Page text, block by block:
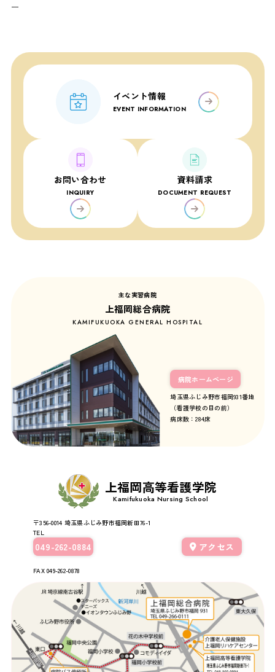
ー
イベント情報
EVENT INFORMATION
お問い合わせ
INQUIRY
資料請求
DOCUMENT REQUEST
上福岡高等看護学院
Kamifukuoka Nursing School
〒356-0014 埼玉県ふじみ野市福岡新田76-1
TEL
049-262-0884
FAX 049-262-0878
アクセス
主な実習病院
上福岡総合病院
KAMIFUKUOKA GENERAL HOSPITAL
病院ホームページ
埼玉県ふじみ野市福岡931番地
（看護学校の目の前）
病床数：284床